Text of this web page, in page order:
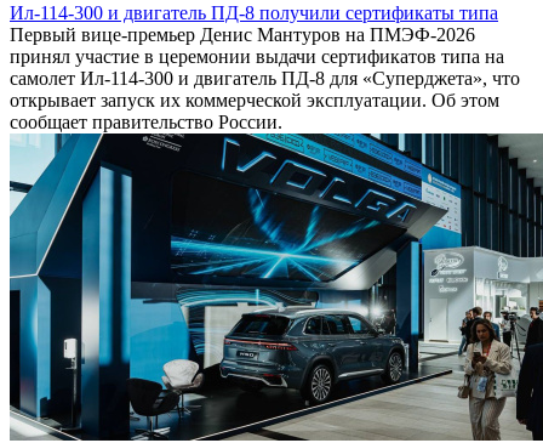
Ил-114-300 и двигатель ПД-8 получили сертификаты типа
Первый вице-премьер Денис Мантуров на ПМЭФ-2026
принял участие в церемонии выдачи сертификатов типа на
самолет Ил-114-300 и двигатель ПД-8 для «Суперджета», что
открывает запуск их коммерческой эксплуатации. Об этом
сообщает правительство России.